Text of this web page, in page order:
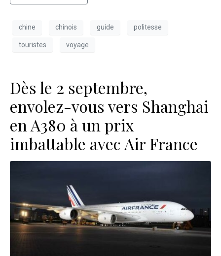
chine chinois guide politesse
touristes voyage
Dès le 2 septembre,
envolez-vous vers Shanghai
en A380 à un prix
imbattable avec Air France